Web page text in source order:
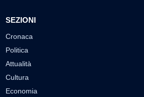
SEZIONI
Cronaca
Politica
Attualità
Cultura
Economia